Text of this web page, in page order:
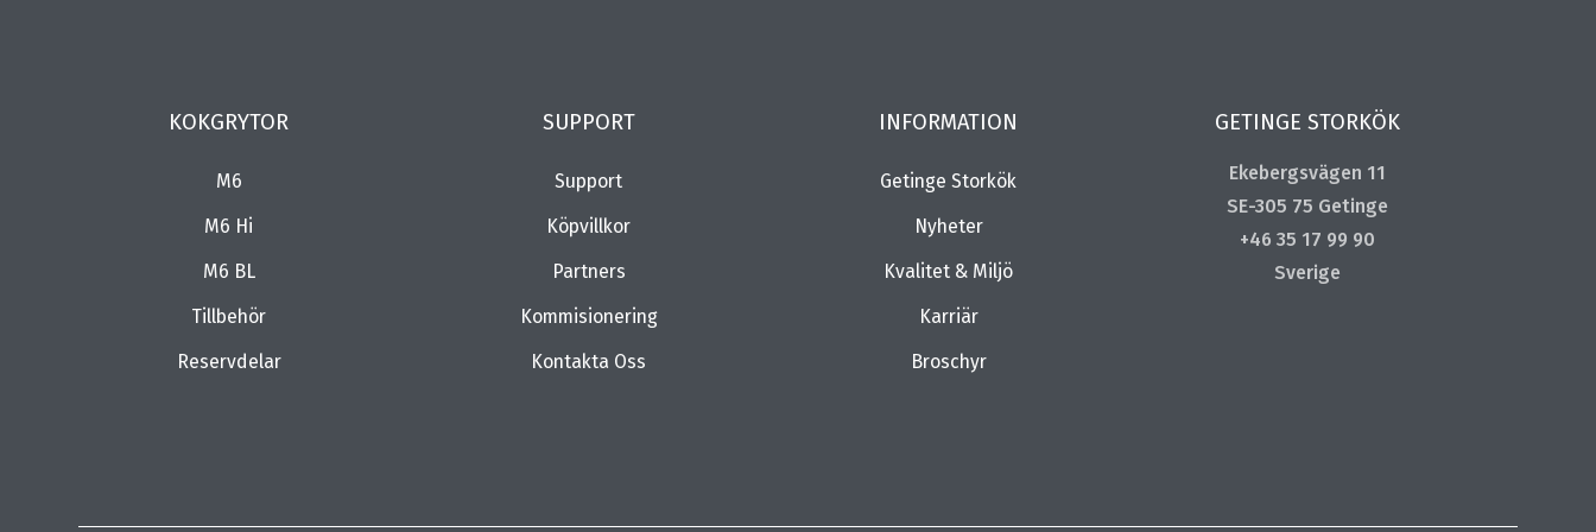
KOKGRYTOR
M6
M6 Hi
M6 BL
Tillbehör
Reservdelar
SUPPORT
Support
Köpvillkor
Partners
Kommisionering
Kontakta Oss
INFORMATION
Getinge Storkök
Nyheter
Kvalitet & Miljö
Karriär
Broschyr
GETINGE STORKÖK
Ekebergsvägen 11
SE-305 75 Getinge
+46 35 17 99 90
Sverige